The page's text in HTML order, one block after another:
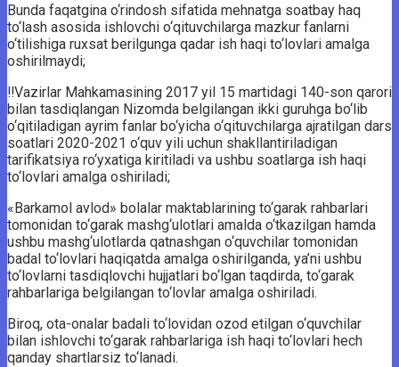
Bunda faqatgina o‘rindosh sifatida mehnatga soatbay haq
to‘lash asosida ishlovchi o‘qituvchilarga mazkur fanlarni
o‘tilishiga ruxsat berilgunga qadar ish haqi to‘lovlari amalga
oshirilmaydi;
‼️Vazirlar Mahkamasining 2017 yil 15 martidagi 140-son qarori
bilan tasdiqlangan Nizomda belgilangan ikki guruhga bo‘lib
o‘qitiladigan ayrim fanlar bo‘yicha o‘qituvchilarga ajratilgan dars
soatlari 2020-2021 o‘quv yili uchun shakllantiriladigan
tarifikatsiya ro‘yxatiga kiritiladi va ushbu soatlarga ish haqi
to‘lovlari amalga oshiriladi;
«Barkamol avlod» bolalar maktablarining to‘garak rahbarlari
tomonidan to‘garak mashg‘ulotlari amalda o‘tkazilgan hamda
ushbu mashg‘ulotlarda qatnashgan o‘quvchilar tomonidan
badal to‘lovlari haqiqatda amalga oshirilganda, ya’ni ushbu
to‘lovlarni tasdiqlovchi hujjatlari bo‘lgan taqdirda, to‘garak
rahbarlariga belgilangan to‘lovlar amalga oshiriladi.
Biroq, ota-onalar badali to‘lovidan ozod etilgan o‘quvchilar
bilan ishlovchi to‘garak rahbarlariga ish haqi to‘lovlari hech
qanday shartlarsiz to‘lanadi.